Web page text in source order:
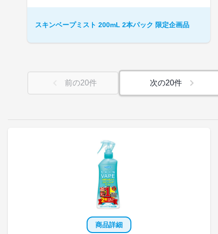
商品詳細
スキンベープミスト 200mL 2本パック 限定企画品
前の20件 次の20件